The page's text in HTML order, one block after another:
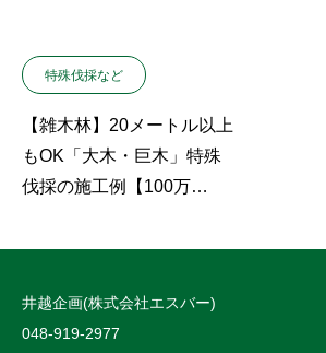
特殊伐採など
【雑木林】20メートル以上
もOK「大木・巨木」特殊
伐採の施工例【100万
井越企画(株式会社エスバー)
048-919-2977